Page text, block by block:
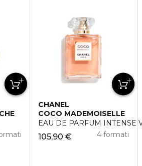
CHANEL
COCO MADEMOISELLE
EAU DE PARFUM INTENSE
105,90 € 4 formati